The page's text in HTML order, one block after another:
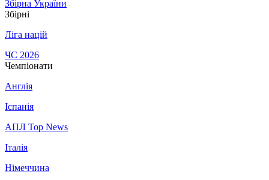
Збірна України
Збірні
Ліга націй
ЧС 2026
Чемпіонати
Англія
Іспанія
АПЛ Top News
Італія
Німеччина